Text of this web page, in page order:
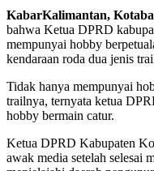
KabarKalimantan,
bahwa Ketua DPRD
mempunyai hobby
kendaraan roda dua jenis
Tidak hanya mempunyai
trailnya, ternyata ketua
hobby bermain catur.
Ketua DPRD Kabupaten
awak media setelah selesai